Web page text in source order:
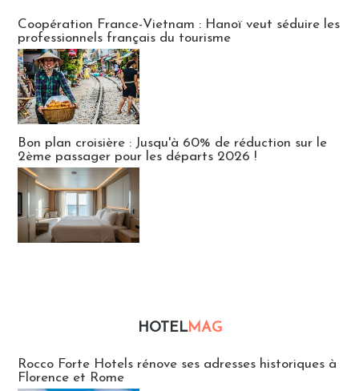
Coopération France-Vietnam : Hanoï veut séduire les
professionnels français du tourisme
Bon plan croisière : Jusqu'à 60% de réduction sur le
2ème passager pour les départs 2026 !
HOTELMAG
Rocco Forte Hotels rénove ses adresses historiques à
Florence et Rome